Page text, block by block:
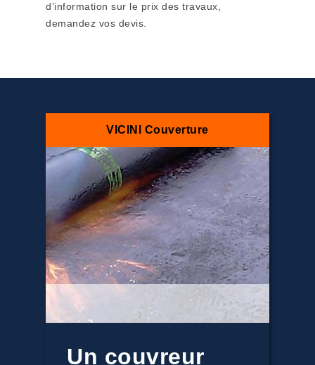
d’information sur le prix des travaux,
demandez vos devis.
VICINI Couverture
Un couvreur